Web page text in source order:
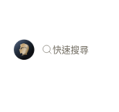
快速搜尋